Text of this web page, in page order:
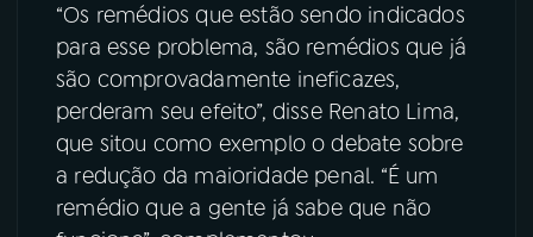
“Os remédios que estão sendo indicados
para esse problema, são remédios que já
são comprovadamente ineficazes,
perderam seu efeito”, disse Renato Lima,
que sitou como exemplo o debate sobre
a redução da maioridade penal. “É um
remédio que a gente já sabe que não